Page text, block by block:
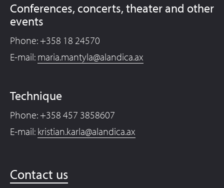
Conferences, concerts, theater and other
events
Phone: +358 18 24570
E-mail: maria.mantyla@alandica.ax
Technique
Phone: +358 457 3858607
E-mail: kristian.karla@alandica.ax
Contact us